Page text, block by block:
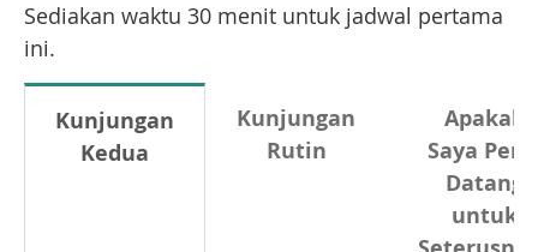
Sediakan waktu 30 menit untuk jadwal pertama
ini.
Kunjungan
Kedua
Kunjungan
Rutin
Apakah
Saya
Datang
untuk